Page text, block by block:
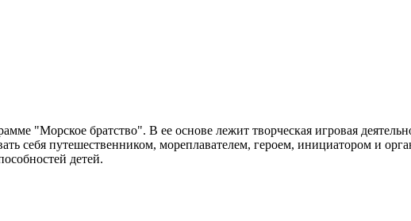
"Морское братство". В ее основе лежит творческая игровая
себя путешественником, мореплавателем, героем, инициатором и
детей.